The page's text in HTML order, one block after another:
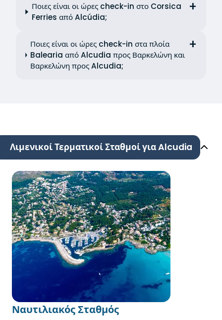
Ποιες είναι οι ώρες check-in στο Corsica
Ferries από Alcúdia;
Ποιες είναι οι ώρες check-in στα πλοία
Balearia από Alcudia προς Βαρκελώνη και
Βαρκελώνη προς Alcudia;
Λιμενικοί Τερματικοί Σταθμοί για Alcudia
Ναυτιλιακός Σταθμός